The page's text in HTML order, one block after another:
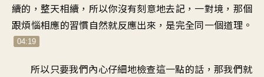
續的，整天相續，所以你沒有刻意地去記，一對境，那個
跟煩惱相應的習慣自然就反應出來，是完全同一個道理。
04:19
所以只要我們內心仔細地檢查這一點的話，那我們就